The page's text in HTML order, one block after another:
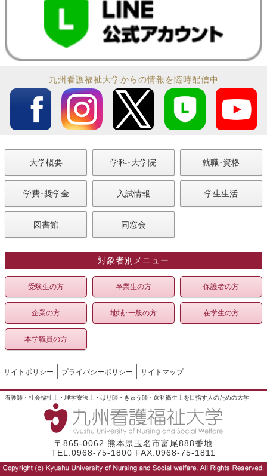
九州看護福祉大学からの情報を随時配信中
大学概要 学科･大学院 就職･資格
学費･奨学金 入試情報 学生生活
図書館 同窓会
対象者別メニュー
受験生の方 卒業生の方 保護者の方
企業の方 地域･一般の方 在学生の方
本学職員の方
サイトポリシー プライバシーポリシー サイトマップ
看護師・社会福祉士・理学療法士・はり師・きゅう師・歯科衛生士を目指す人のための大学
〒865-0062 熊本県玉名市富尾888番地
TEL.0968-75-1800 FAX.0968-75-1811